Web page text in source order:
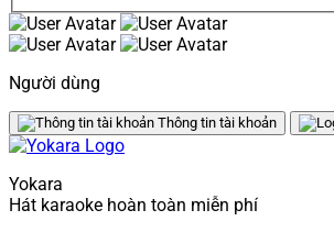
Người dùng
Thông tin tài khoản
Yokara
Hát karaoke hoàn toàn miễn phí